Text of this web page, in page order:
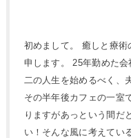
初めまして。 癒しと療術
申します。 25年勤めた
二の人生を始めるべく、
その半年後カフェの一室
りますがあっという間だ
い！そんな風に考えてい